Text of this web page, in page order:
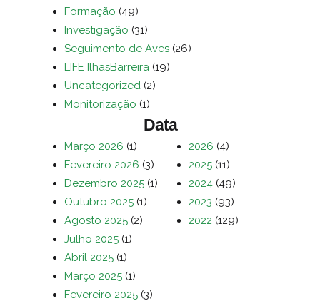
Formação (49)
Investigação (31)
Seguimento de Aves (26)
LIFE IlhasBarreira (19)
Uncategorized (2)
Monitorização (1)
Data
Março 2026 (1)
Fevereiro 2026 (3)
Dezembro 2025 (1)
Outubro 2025 (1)
Agosto 2025 (2)
Julho 2025 (1)
Abril 2025 (1)
Março 2025 (1)
Fevereiro 2025 (3)
2026 (4)
2025 (11)
2024 (49)
2023 (93)
2022 (129)